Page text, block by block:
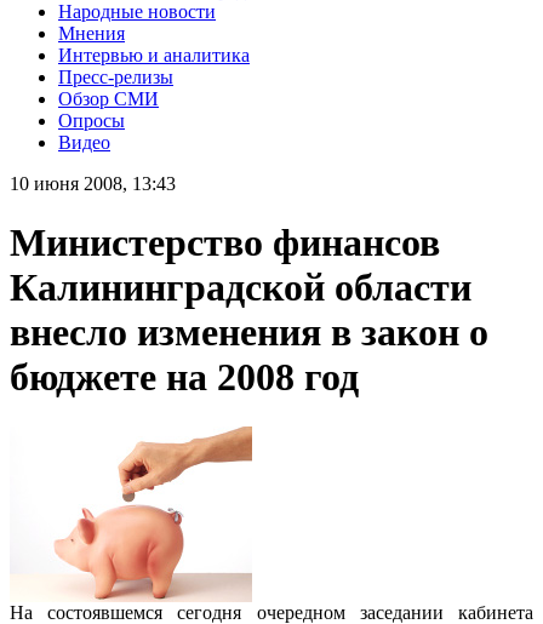
Народные новости
Мнения
Интервью и аналитика
Пресс-релизы
Обзор СМИ
Опросы
Видео
10 июня 2008, 13:43
Министерство финансов
Калининградской области
внесло изменения в закон о
бюджете на 2008 год
На состоявшемся сегодня очередном заседании кабинета